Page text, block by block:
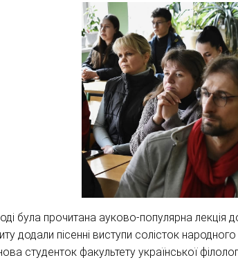
була прочитана ауково-популярна лекція
додали пісенні виступи солісток
студенток факультету української